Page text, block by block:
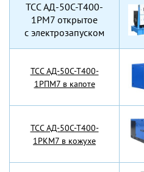
TCC АД-50С-Т400-
1РМ7 открытое
с электрозапуском
TCC АД-50С-Т400-
1РПМ7 в капоте
TCC АД-50С-Т400-
1РКМ7 в кожухе